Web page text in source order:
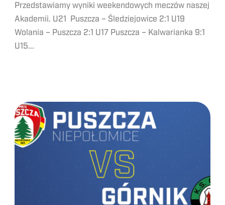
Przedstawiamy wyniki weekendowych meczów naszej
Akademii. U21 Puszcza – Śledziejowice 2:1 U19
Wolania – Puszcza 2:1 U17 Puszcza – Kalwarianka 9:1
U15...